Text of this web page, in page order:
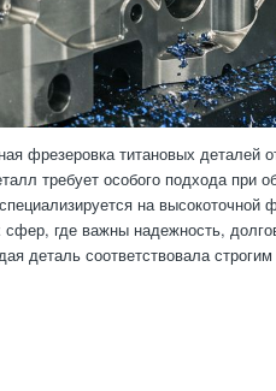
фрезеровка титановых деталей
требует особого подхода при
на высокоточной
где важны надежность,
деталь соответствовала